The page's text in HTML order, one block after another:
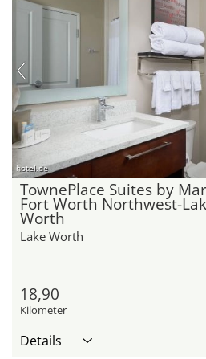
hotel.de
TownePlace Suites by
Fort Worth Northwest-
Worth
Lake Worth
18,90
Kilometer
Details